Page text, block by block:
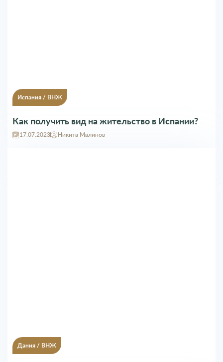
Испания / ВНЖ
Как получить вид на жительство в Испании?
17.07.2023 Никита Малинов
Дания / ВНЖ